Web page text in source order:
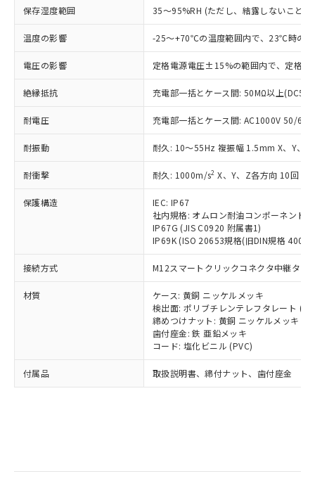
保存湿度範囲 35～95%RH (ただし、結露しないこと)
温度の影響 -25～+70℃の温度範囲内で、23℃時の
電圧の影響 定格電源電圧±15%の範囲内で、定格
絶縁抵抗 充電部一括とケース間: 50MΩ以上
耐電圧 充電部一括とケース間: AC1000V 50/
耐振動 耐久: 10～55Hz 複振幅 1.5mm X、Y、Z
耐衝撃 耐久: 1000m/s2 X、Y、Z各方向 10回
保護構造
IEC: IP67
社内規格: オムロン耐油コンポーネント
IP67G (JIS C0920 附属書1)
IP69K (ISO 20653規格(旧DIN規格
接続方式 M12スマートクリックコネクタ中継タイ
材質
ケース: 黄銅 ニッケルメッキ
検出面: ポリブチレンテレフタレート
締めつけナット: 黄銅 ニッケルメッキ
歯付座金: 鉄 亜鉛メッキ
コード: 塩化ビニル (PVC)
付属品 取扱説明書、締付ナット、歯付座金
本サービスは、当社制御機器事業取扱
(税抜)を提供させていただくもので
当社制御機器事業取扱商品の中には、
本サービスの対象外となる商品もある
ことをご了承ください。
在庫状況および標準価格照会結果は、
記載している更新日時点での社内デー
タに基づき作成されるものであり、閲
覧された時点での実際の在庫および標
準価格とは異なる場合があることをご
了承ください。
正式な納期状況および標準価格はお客
様のお取引先、またはお客様担当のオ
ムロン制御機器販売店・当社販売員に
ご相談ください。
オムロン制御機器販売店や当社販売拠
販売ネットワーク
」をご確認
在庫状況および標準価格結果を当社の
事前の承諾なく第三者に漏洩または開
示しないようお願いします。
マイパーツ機能（部品リスト作成サー
ビス）をご利用いただくには、I-Web
メンバーズにご登録されている必要が
引・商談に必要な範囲で利用すること
調査・確認中：EU RoHS指令（10物質）の
非含有の対応状況を調査中または確認中の
商品です。
非該当品：ライセンス料など無形物で、有
害物質有無と関係のない商品です。
仕入先様の事情により、非含有部品として
いたものが、含有品と判明した場合などや
むを得ず変更することがあります。
鉛(Pb) 1000ppm以下、 水銀(Hg) 1000ppm以下、 カド
ミウム(Cd) 100ppm以下、
六価クロム(Cr(Ⅵ)) 1000ppm以下、ポリ臭化ビフェニル
類(PBB) 1000ppm以下、ポリ臭化ジフェニルエーテル類
ル) (DEHP)(別名：DOP) 1000ppm以下、フタル酸ブチ
ルベンジル（BBP） 1000ppm以下、フタル酸ジブチル
（DBP） 1000ppm以下、フタル酸ジイソブチル
但し、RoHS指令で産業用監視および制御機器に対する
フタル酸エステル類の４物質については閾値を超える意
部品在庫の切り替え状況などにより、予定
月が前後することがあります。
※1 中国RoHS○×表
「○」：最大均質材料含有率が中国RoHSの
基準値以下であることを示します。
「×」：最大均質材料含有率が中国RoHSの
基準値を超えていることを示します。
「－」：未確認です。当社販売部門へお問
*中国RoHS10物質の基準値 (GB/T26572)：
Pb(鉛) :1000ppm、 Hg(水銀) : 1000ppm、 Cd(カドミウ
ル類) : 1000ppm、
DBP(フタル酸ジブチル) : 1000ppm、 DIBP(フタル酸ジ
イソブチル) : 1000ppm、 BBP(フタル酸ブチルベンジ
DEHP(フタル酸ビス(2-エチルヘキシル)) : 1000ppm
※2 環境保護使用期限
「ｅ」：有害物質（10物質）のすべてが基
準値以下であることを示します。
「10」：通常の使用状況下において有害物
質が外部に漏えいし、環境に深刻な影響を
及ぼさない年数を意味します。
当社は、これら貴社製品のうち、外国
為替および外国貿易法に定める商品
（以下｢規制貨物等」という）を輸出
または国外への提供する場合は、日本
国政府の輸出許可(または役務取引許
可)を取得するなどの必要な手続きを
当社は規制貨物を破棄する場合は、完
全に破砕するなど、違法に輸出されな
いよう必要な手段を講じます。
当社は貴社製品を、核兵器、ミサイ
ル、化学兵器、生物兵器またはその他
武器並びにこれらの製造装置等に一切
使用いたしません。
当社は、貴社製品を第三者に販売する
場合は、上記1、2および3の内容を当
該第三者に通知します。また当社は、
販売先および販売に係わる関係者が違
り引きをいたしません。
合意する キャンセル
一定数以上の在庫あり
一定数には満たないが在庫あり
在庫なし(最新の在庫状況につ
いては、お客様のお取引先、ま
たはお客様担当のオムロン制御
機器販売店・当社販売員にご確
認ください)
受注生産機種、また在庫状況の
情報を公開していない機種